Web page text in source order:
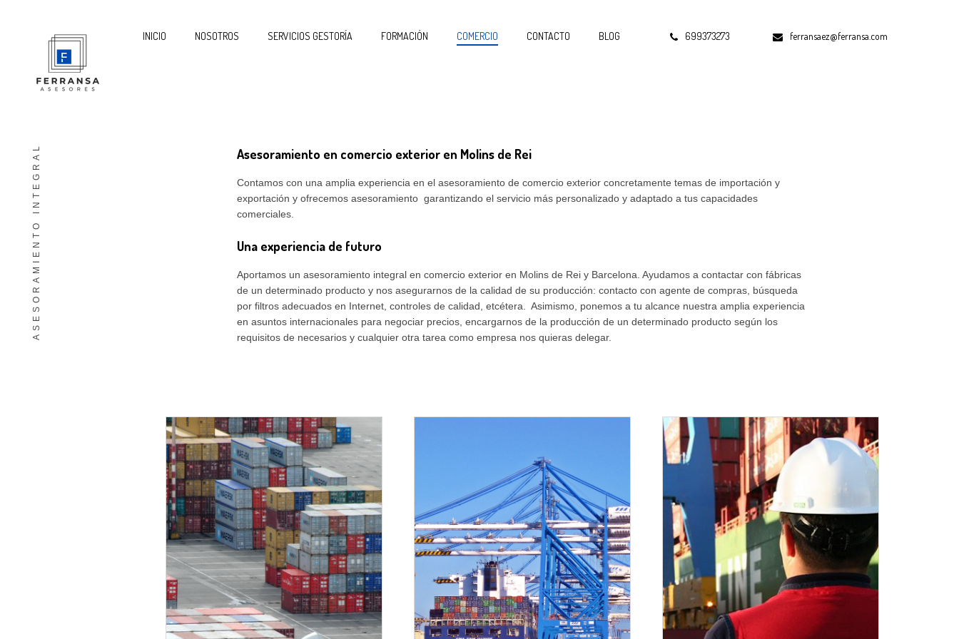
INICIO NOSOTROS SERVICIOS GESTORÍA FORMACIÓN COMERCIO CONTACTO BLOG 699373273 ferransaez@ferransa.com
ASESORAMIENTO INTEGRAL Asesoramiento en comercio exterior en Molins de Rei
Contamos con una amplia experiencia en el asesoramiento de comercio exterior concretamente temas de importación y
exportación y ofrecemos asesoramiento garantizando el servicio más personalizado y adaptado a tus capacidades
comerciales.
Una experiencia de futuro
Aportamos un asesoramiento integral en comercio exterior en Molins de Rei y Barcelona. Ayudamos a contactar con fábricas
de un determinado producto y nos asegurarnos de la calidad de su producción: contacto con agente de compras, búsqueda
por filtros adecuados en Internet, controles de calidad, etcétera. Asimismo, ponemos a tu alcance nuestra amplia experiencia
en asuntos internacionales para negociar precios, encargarnos de la producción de un determinado producto según los
requisitos de necesarios y cualquier otra tarea como empresa nos quieras delegar.